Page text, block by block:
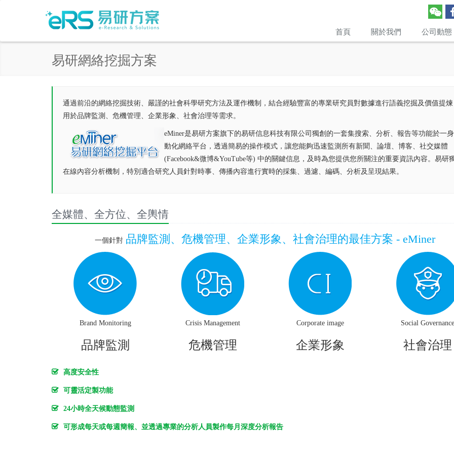
首頁 關於我們 公司動態
易研網絡挖掘方案
通過前沿的網絡挖掘技術、嚴謹的社會科學研究方法及運作機制，結合經驗豐富的專業研究員對數據進行語義挖掘及價值提
用於品牌監測、危機管理、企業形象、社會治理等需求。
eMiner是易研方案旗下的易研信息科技有限公司獨創的一套集搜索、分析、報告等功能於一
動化網絡平台，透過簡易的操作模式，讓您能夠迅速監測所有新聞、論壇、博客、社交媒體
(Facebook&微博&YouTube等) 中的關鍵信息，及時為您提供您所關注的重要資訊內容。易研
在線內容分析機制，特別適合研究人員針對時事、傳播內容進行實時的採集、過濾、編碼、分析及呈現結果。
全媒體、全方位、全輿情
一個針對 品牌監測、危機管理、企業形象、社會治理的最佳方案 - eMiner
Brand Monitoring
品牌監測
Crisis Management
危機管理
Corporate image
企業形象
Social Governance
社會治理
高度安全性
可靈活定製功能
24小時全天候動態監測
可形成每天或每週簡報、並透過專業的分析人員製作每月深度分析報告